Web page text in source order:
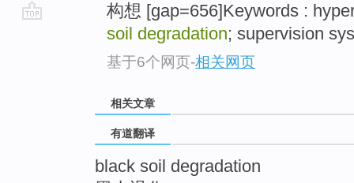
构想 [gap=656]Keywords :
soil degradation; supervision
基于6个网页-相关网页
相关文章
有道翻译
black soil degradation